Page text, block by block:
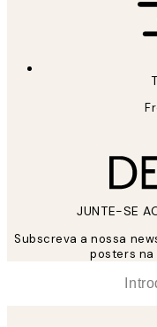
JUNTE-SE
Subscreva a nossa
posters na